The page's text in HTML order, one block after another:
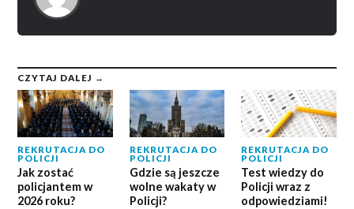
CZYTAJ DALEJ →
REKRUTACJA DO
POLICJI
Jak zostać
policjantem w
2026 roku?
REKRUTACJA DO
POLICJI
Gdzie są jeszcze
wolne wakaty w
Policji?
REKRUTACJA DO
POLICJI
Test wiedzy do
Policji wraz z
odpowiedziami!